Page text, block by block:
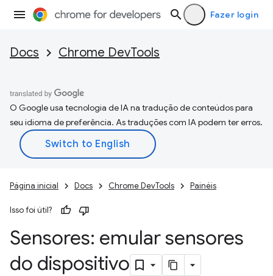
Fazer login
Docs Chrome DevTools
O Google usa tecnologia de IA na tradução de conteúdos para
seu idioma de preferência. As traduções com IA podem ter erros.
Página inicial Docs Chrome DevTools Painéis
Isso foi útil?
Sensores: emular sensores
do dispositivo